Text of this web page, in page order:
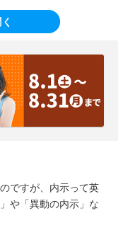
ですが、内示って英
や「異動の内示」な